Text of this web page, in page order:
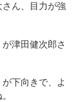
ん、目力が強
津田健次郎さ
下向きで、よ